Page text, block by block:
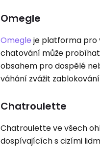
Omegle
Omegle je platforma pro
chatování může
obsahem pro dospělé
váhání zvážit
Chatroulette
Chatroulette ve všech
dospívajících s cizími